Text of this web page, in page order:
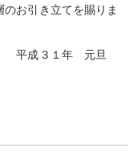
お引き立てを賜りま
元旦